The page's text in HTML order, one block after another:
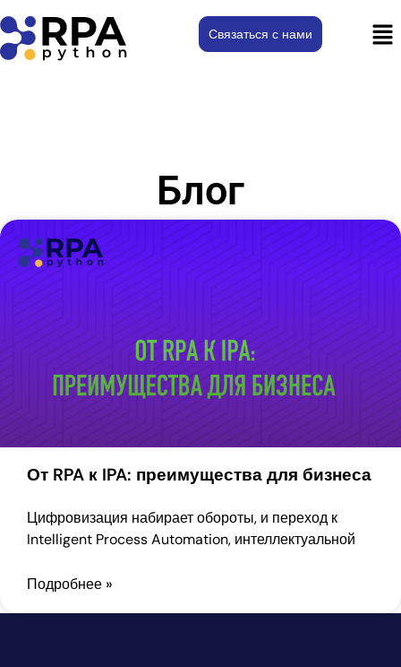
Связаться с нами
Блог
От RPA к IPA: преимущества для бизнеса
Цифровизация набирает обороты, и переход к
Intelligent Process Automation, интеллектуальной
Подробнее »